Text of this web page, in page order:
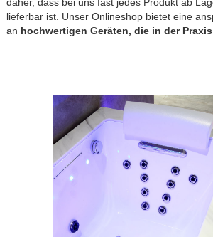
lieferbar ist. Unser Onlineshop bietet eine
an hochwertigen Geräten, die in der